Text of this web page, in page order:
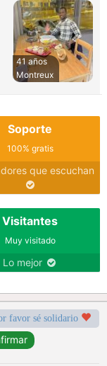
41 años
Montreux
Soporte
100% gratis
que escuchan
Visitantes
Muy visitado
Lo mejor
favor sé solidario